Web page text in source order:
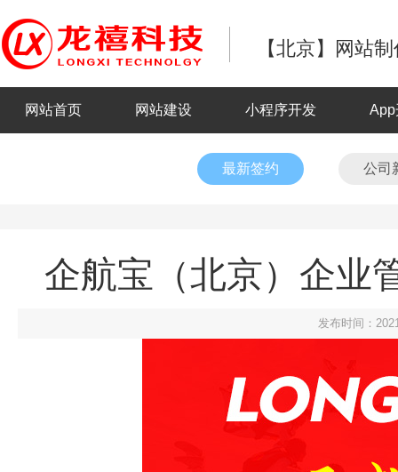
【北京】网站
网站首页 网站建设 小程序开发 App
最新签约 公司
企航宝（北京）企业
发布时间：